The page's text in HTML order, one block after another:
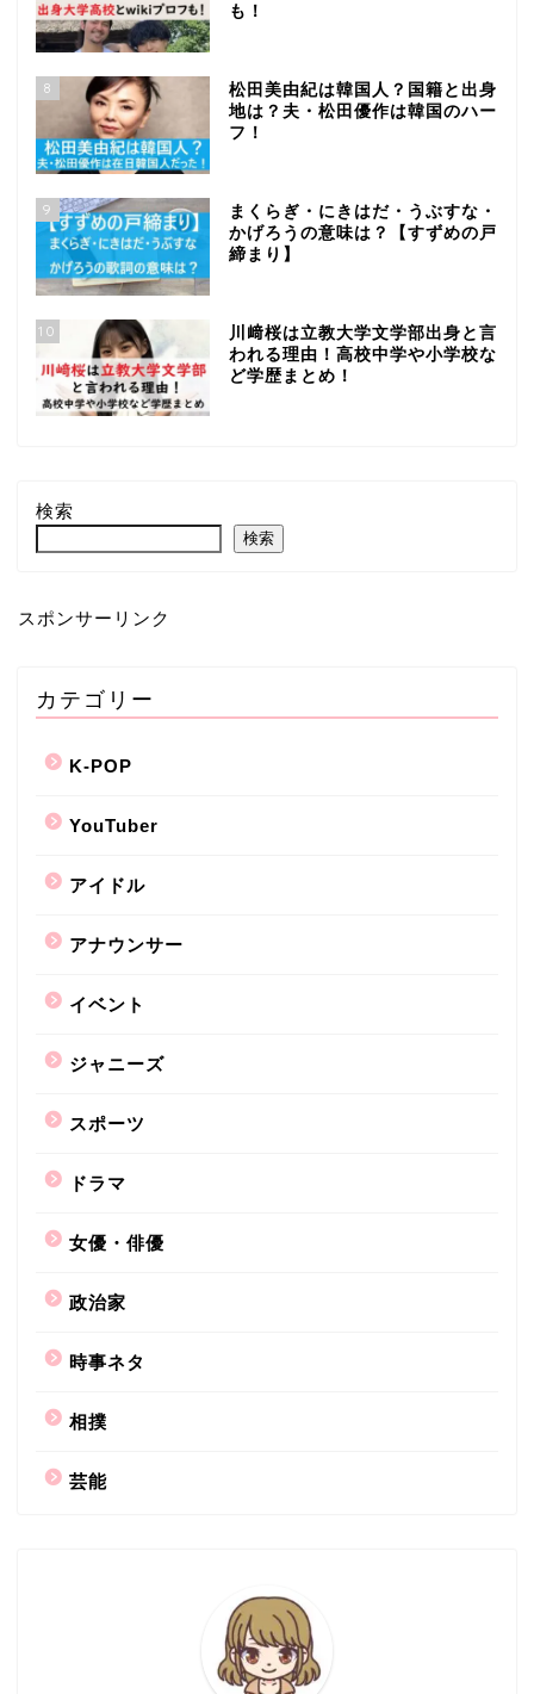
も！
8
松田美由紀は韓国人？国籍と出身
地は？夫・松田優作は韓国のハー
フ！
9
まくらぎ・にきはだ・うぶすな・
かげろうの意味は？【すずめの戸
締まり】
10
川﨑桜は立教大学文学部出身と言
われる理由！高校中学や小学校な
ど学歴まとめ！
検索
検索
スポンサーリンク
カテゴリー
K-POP
YouTuber
アイドル
アナウンサー
イベント
ジャニーズ
スポーツ
ドラマ
女優・俳優
政治家
時事ネタ
相撲
芸能